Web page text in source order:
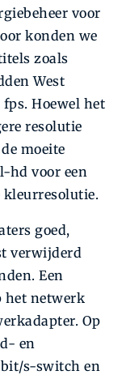
voor
konden we
zoals
West
fps. Hoewel het
resolutie
moeite
hd voor een
kleurresolutie.
goed,
verwijderd
Een
het netwerk
Op
en
s-switch en